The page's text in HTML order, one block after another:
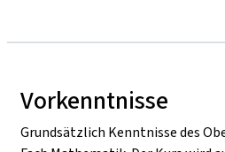
Vorkenntnisse
Grundsätzlich Kenntnisse des